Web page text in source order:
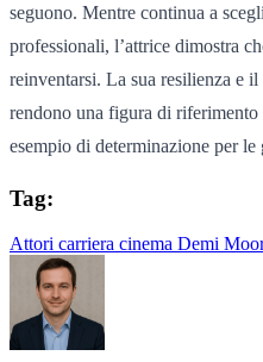
seguono. Mentre continua a
professionali, l’attrice dimostra
reinventarsi. La sua resilienza e
rendono una figura di
esempio di determinazione per le
Tag:
Attori carriera cinema Demi